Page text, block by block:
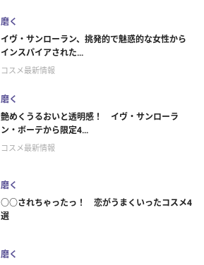
磨く
イヴ・サンローラン、挑発的で魅惑的な女性から
インスパイアされた...
コスメ最新情報
磨く
艶めくうるおいと透明感！ イヴ・サンローラ
ン・ボーテから限定4...
コスメ最新情報
磨く
○○されちゃったっ！ 恋がうまくいったコスメ4
選
磨く